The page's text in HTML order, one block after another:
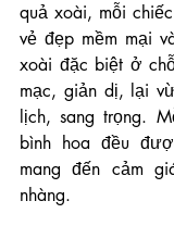
quả xoài, mỗi
vẻ đẹp mềm mại
xoài đặc biệt ở
mạc, giản dị, lại
lịch, sang trọng.
bình hoa đều
mang đến cảm
nhàng.